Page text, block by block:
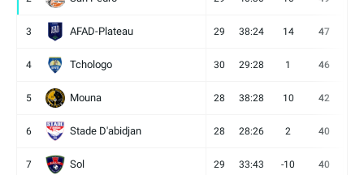
3 AFAD-Plateau 29 38:24 14 47
4 Tchologo 30 29:28 1 46
5 Mouna 28 38:28 10 42
6 Stade D'abidjan 28 28:26 2 40
7 Sol 29 33:43 -10 40